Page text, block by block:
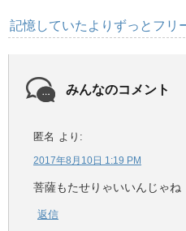
記憶していたよりずっとフリ
みんなのコメント
匿名 より:
2017年8月10日 1:19 PM
菩薩もたせりゃいいんじゃね
返信